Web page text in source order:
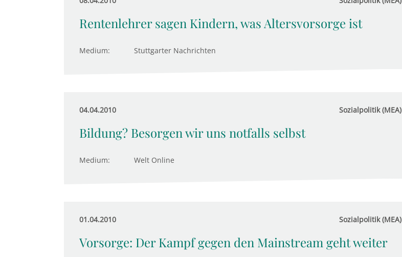
Rentenlehrer sagen Kindern, was Altersvorsorge ist
Medium: Stuttgarter Nachrichten
04.04.2010 Sozialpolitik (MEA)
Bildung? Besorgen wir uns notfalls selbst
Medium: Welt Online
01.04.2010 Sozialpolitik (MEA)
Vorsorge: Der Kampf gegen den Mainstream geht weiter